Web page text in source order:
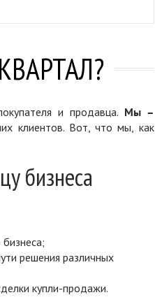
и продавца. Мы –
клиентов. Вот, что мы, как
бизнеса
бизнеса;
решения различных
купли-продажи.